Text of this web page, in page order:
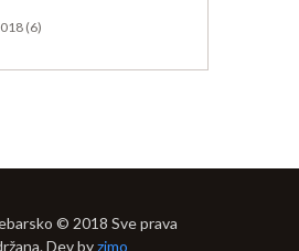
(6)
© 2018 Sve prava
Dev byzimo